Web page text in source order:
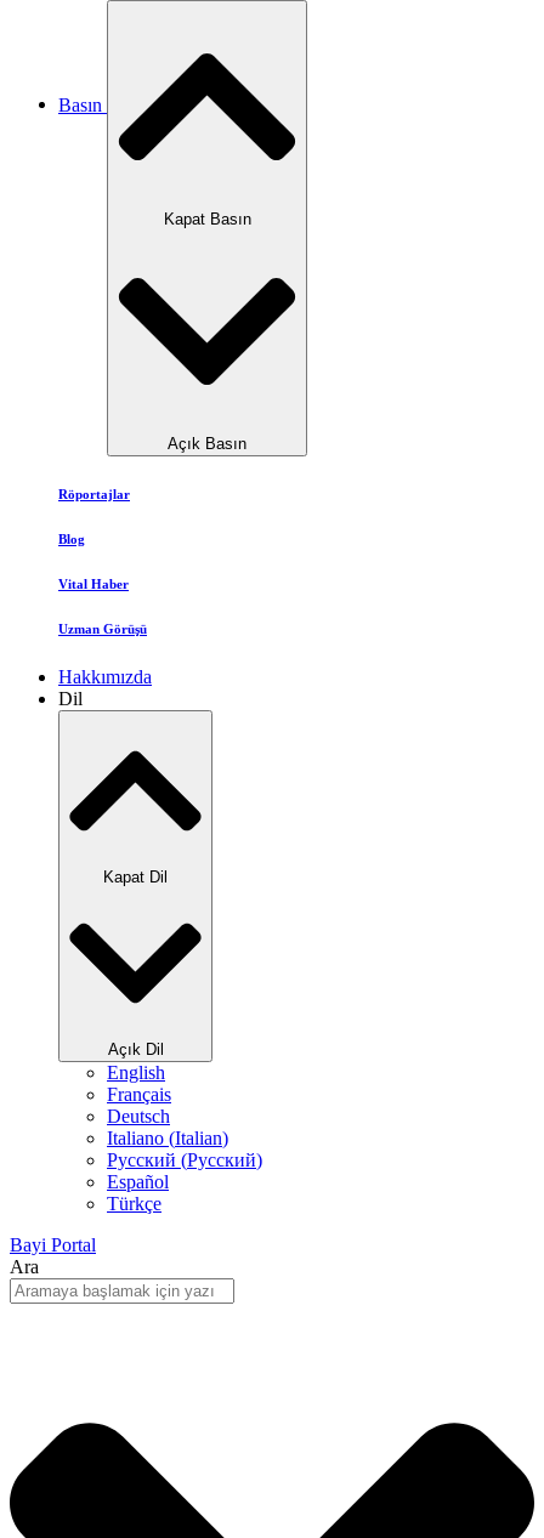
Basın
Kapat Basın
Açık Basın
Röportajlar
Blog
Vital Haber
Uzman Görüşü
Hakkımızda
Dil
Kapat Dil
Açık Dil
English
Français
Deutsch
Italiano (Italian)
Русский (Pусский)
Español
Türkçe
Bayi Portal
Ara